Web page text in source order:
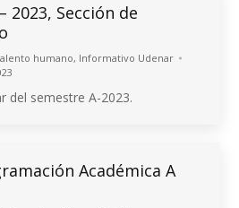
2023, Sección de
humano, Informativo Udenar
del semestre A-2023.
Académica A